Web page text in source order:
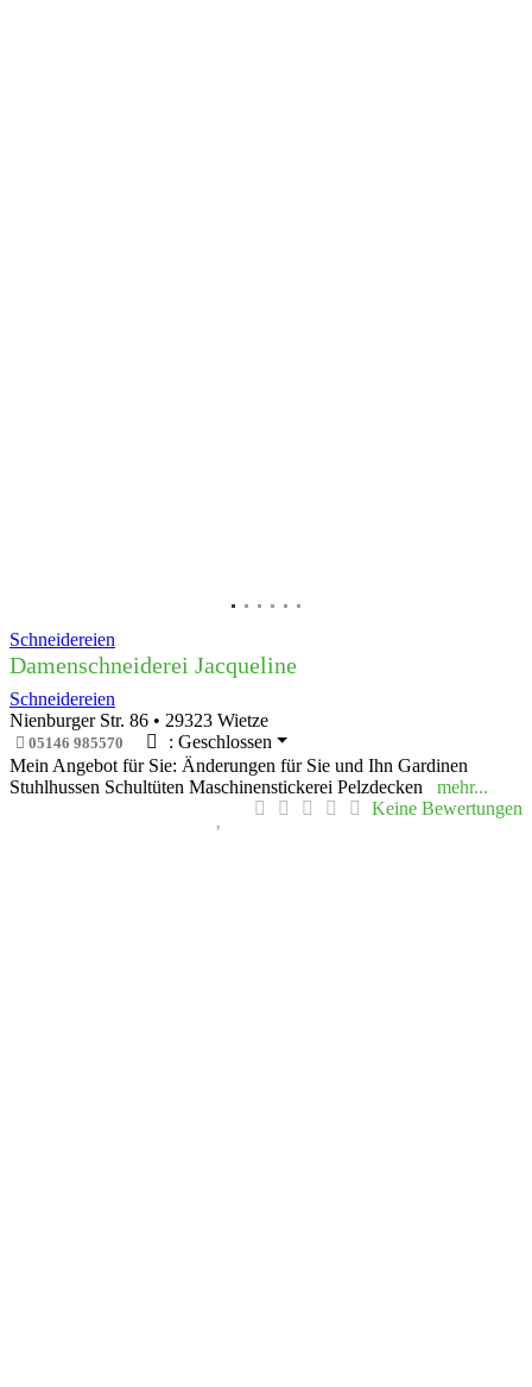
Schneidereien
Damenschneiderei Jacqueline
Schneidereien
Nienburger Str. 86 • 29323 Wietze
05146 985570 : Geschlossen
Mein Angebot für Sie: Änderungen für Sie und Ihn Gardinen
Stuhlhussen Schultüten Maschinenstickerei Pelzdecken mehr...
Keine Bewertungen